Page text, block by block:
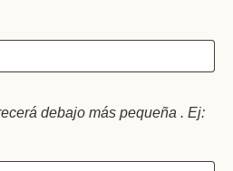
debajo más pequeña . Ej: